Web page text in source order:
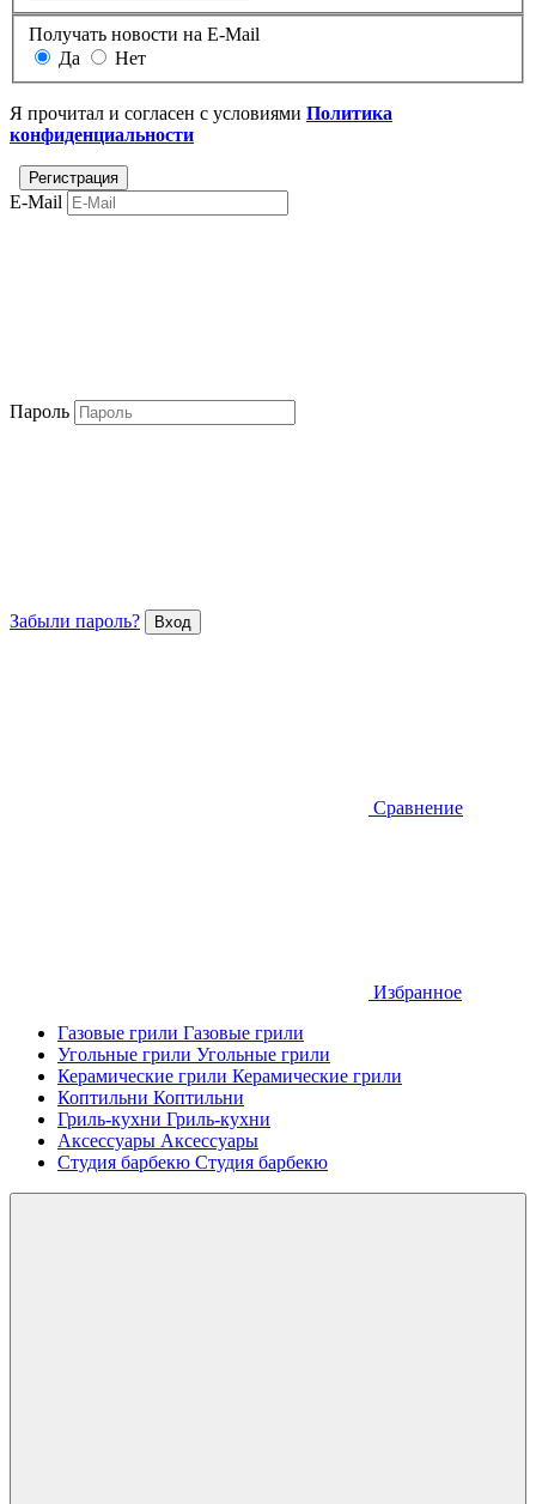
Получать новости на E-Mail
Да
Нет
Я прочитал и согласен с условиями Политика
конфиденциальности
E-Mail
Пароль
Забыли пароль?
Сравнение
Избранное
Газовые грили Газовые грили
Угольные грили Угольные грили
Керамические грили Керамические грили
Коптильни Коптильни
Гриль-кухни Гриль-кухни
Аксессуары Аксессуары
Студия барбекю Студия барбекю